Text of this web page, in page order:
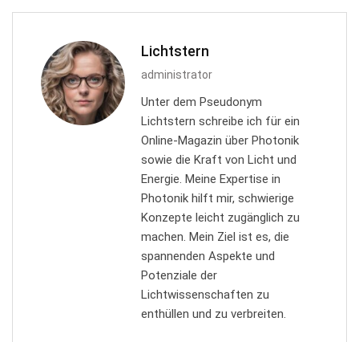
Lichtstern
administrator
Unter dem Pseudonym
Lichtstern schreibe ich für ein
Online-Magazin über Photonik
sowie die Kraft von Licht und
Energie. Meine Expertise in
Photonik hilft mir, schwierige
Konzepte leicht zugänglich zu
machen. Mein Ziel ist es, die
spannenden Aspekte und
Potenziale der
Lichtwissenschaften zu
enthüllen und zu verbreiten.